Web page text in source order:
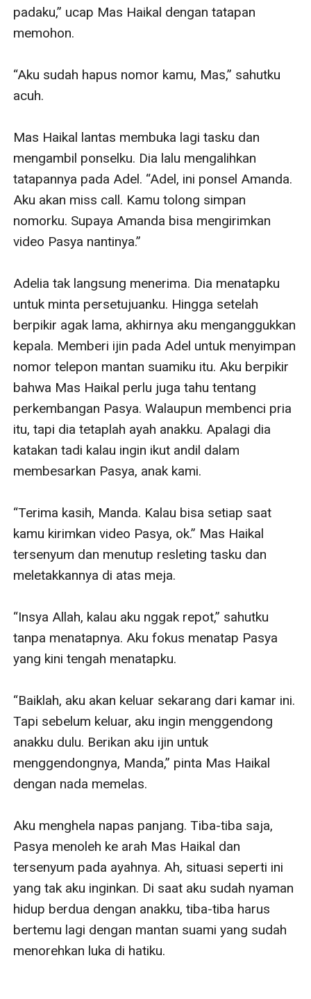
padaku,” ucap Mas Haikal dengan tatapan
memohon.
“Aku sudah hapus nomor kamu, Mas,” sahutku
acuh.
Mas Haikal lantas membuka lagi tasku dan
mengambil ponselku. Dia lalu mengalihkan
tatapannya pada Adel. “Adel, ini ponsel Amanda.
Aku akan miss call. Kamu tolong simpan
nomorku. Supaya Amanda bisa mengirimkan
video Pasya nantinya.”
Adelia tak langsung menerima. Dia menatapku
untuk minta persetujuanku. Hingga setelah
berpikir agak lama, akhirnya aku menganggukkan
kepala. Memberi ijin pada Adel untuk menyimpan
nomor telepon mantan suamiku itu. Aku berpikir
bahwa Mas Haikal perlu juga tahu tentang
perkembangan Pasya. Walaupun membenci pria
itu, tapi dia tetaplah ayah anakku. Apalagi dia
katakan tadi kalau ingin ikut andil dalam
membesarkan Pasya, anak kami.
“Terima kasih, Manda. Kalau bisa setiap saat
kamu kirimkan video Pasya, ok.” Mas Haikal
tersenyum dan menutup resleting tasku dan
meletakkannya di atas meja.
“Insya Allah, kalau aku nggak repot,” sahutku
tanpa menatapnya. Aku fokus menatap Pasya
yang kini tengah menatapku.
“Baiklah, aku akan keluar sekarang dari kamar ini.
Tapi sebelum keluar, aku ingin menggendong
anakku dulu. Berikan aku ijin untuk
menggendongnya, Manda,” pinta Mas Haikal
dengan nada memelas.
Aku menghela napas panjang. Tiba-tiba saja,
Pasya menoleh ke arah Mas Haikal dan
tersenyum pada ayahnya. Ah, situasi seperti ini
yang tak aku inginkan. Di saat aku sudah nyaman
hidup berdua dengan anakku, tiba-tiba harus
bertemu lagi dengan mantan suami yang sudah
menorehkan luka di hatiku.